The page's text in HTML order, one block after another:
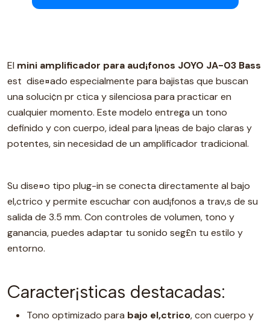
El mini amplificador para aud¡fonos JOYO JA-03 Bass
est dise¤ado especialmente para bajistas que buscan
una soluci¢n pr ctica y silenciosa para practicar en
cualquier momento. Este modelo entrega un tono
definido y con cuerpo, ideal para l¡neas de bajo claras y
potentes, sin necesidad de un amplificador tradicional.
Su dise¤o tipo plug-in se conecta directamente al bajo
el‚ctrico y permite escuchar con aud¡fonos a trav‚s de su
salida de 3.5 mm. Con controles de volumen, tono y
ganancia, puedes adaptar tu sonido seg£n tu estilo y
entorno.
Caracter¡sticas destacadas:
Tono optimizado para bajo el‚ctrico, con cuerpo y